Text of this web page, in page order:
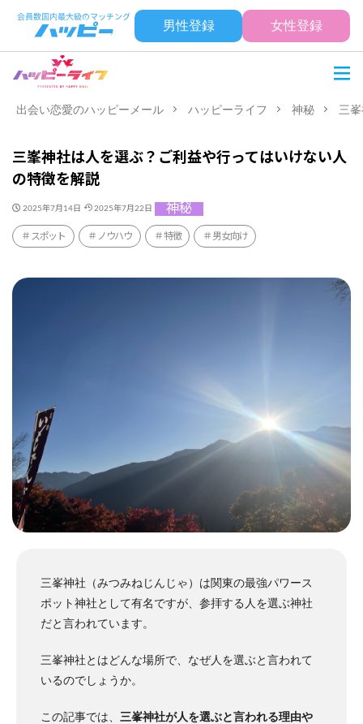
男性登録 女性登録
出会い恋愛のハッピーメール ハッピーライフ 神秘 三
三峯神社は人を選ぶ？ご利益や行ってはいけない人
の特徴を解説
2025年7月14日 2025年7月22日 神秘
スポット ノウハウ 特徴 男女向け
三峯神社（みつみねじんじゃ）は関東の最強パワース
ポット神社として有名ですが、参拝する人を選ぶ神社
だと言われています。
三峯神社とはどんな場所で、なぜ人を選ぶと言われて
いるのでしょうか。
この記事では、 三峯神社が人を選ぶと言われる理由や